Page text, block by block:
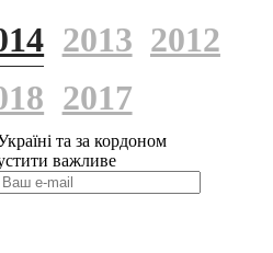
2012
2013
2017
та за кордоном
важливе